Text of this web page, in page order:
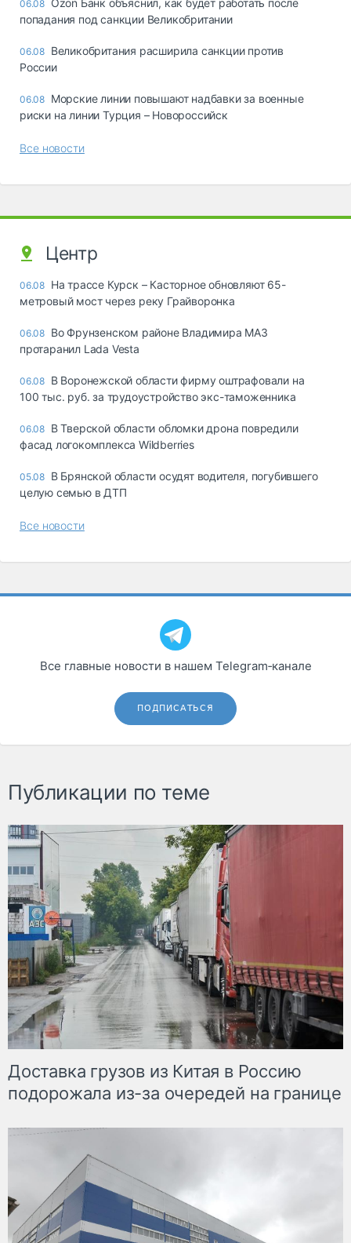
06.08 Ozon Банк объяснил, как будет работать после
попадания под санкции Великобритании
06.08 Великобритания расширила санкции против
России
06.08 Морские линии повышают надбавки за военные
риски на линии Турция – Новороссийск
Все новости
Центр
06.08 На трассе Курск – Касторное обновляют 65-
метровый мост через реку Грайворонка
06.08 Во Фрунзенском районе Владимира МАЗ
протаранил Lada Vesta
06.08 В Воронежской области фирму оштрафовали на
100 тыс. руб. за трудоустройство экс-таможенника
06.08 В Тверской области обломки дрона повредили
фасад логокомплекса Wildberries
05.08 В Брянской области осудят водителя, погубившего
целую семью в ДТП
Все новости
Все главные новости в нашем Telegram‑канале
ПОДПИСАТЬСЯ
Публикации по теме
Доставка грузов из Китая в Россию
подорожала из-за очередей на границе